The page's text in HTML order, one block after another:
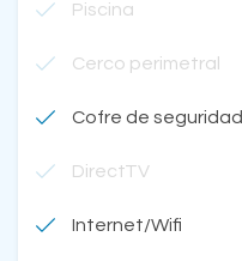
Piscina
Cerco perimetral
Cofre de seguridad
DirectTV
Internet/Wifi